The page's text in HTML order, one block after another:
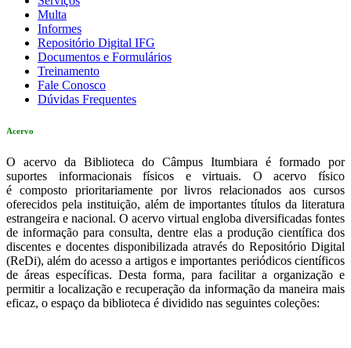
Multa
Informes
Repositório Digital IFG
Documentos e Formulários
Treinamento
Fale Conosco
Dúvidas Frequentes
Acervo
O acervo da Biblioteca do Câmpus Itumbiara é formado por
suportes informacionais físicos e virtuais. O acervo físico
é composto prioritariamente por livros relacionados aos cursos
oferecidos pela instituição, além de importantes títulos da literatura
estrangeira e nacional. O acervo virtual engloba diversificadas fontes
de informação para consulta, dentre elas a produção científica dos
discentes e docentes disponibilizada através do Repositório Digital
(ReDi), além do acesso a artigos e importantes periódicos científicos
de áreas específicas. Desta forma, para facilitar a organização e
permitir a localização e recuperação da informação da maneira mais
eficaz, o espaço da biblioteca é dividido nas seguintes coleções: